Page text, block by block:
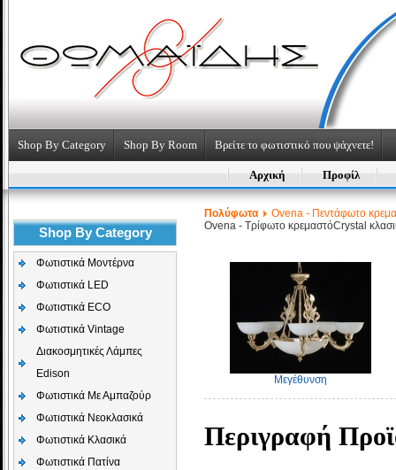
Shop By Category Shop By Room Βρείτε το φωτιστικό που ψάχνετε!
Αρχική Προφίλ
Shop By Category
Φωτιστικά Μοντέρνα
Φωτιστικά LED
Φωτιστικά ECO
Φωτιστικά Vintage
Διακοσμητικές Λάμπες
Edison
Φωτιστικά Με Αμπαζούρ
Φωτιστικά Νεοκλασικά
Φωτιστικά Κλασικά
Φωτιστικά Πατίνα
Πολύφωτα
Ovena - Πεντάφωτο
Ovena - Τρίφωτο κρεμαστόCrystal
Μεγέθυνση
Περιγραφή